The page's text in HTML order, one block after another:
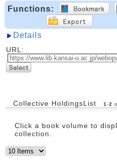
Functions:
Details
URL:
Collective HoldingsList 1 -2
Click a book volume to
collection.